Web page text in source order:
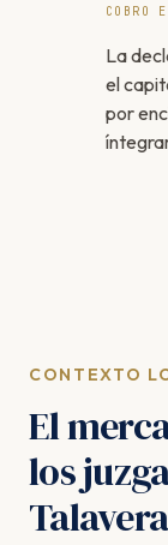
COBRO
La
el
por
CONTEXTO
El
los